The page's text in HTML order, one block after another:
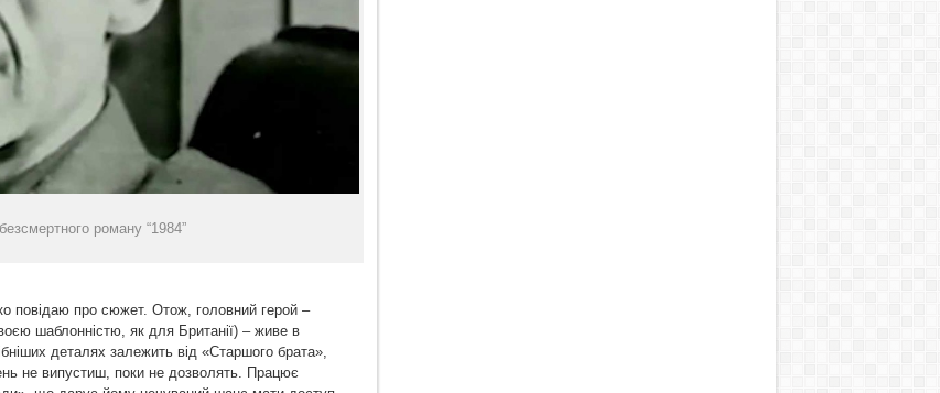
роману “1984”
повідаю про сюжет. Отож, головний герой –
шаблонністю, як для Британії) – живе в
деталях залежить від «Старшого брата»,
не випустиш, поки не дозволять. Працює